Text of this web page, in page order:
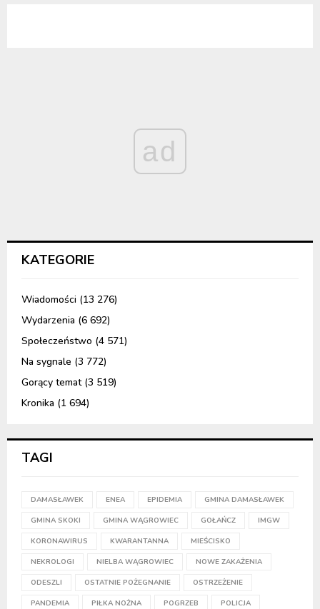
ad
KATEGORIE
Wiadomości (13 276)
Wydarzenia (6 692)
Społeczeństwo (4 571)
Na sygnale (3 772)
Gorący temat(3 519)
Kronika (1 694)
TAGI
DAMASŁAWEK ENEA EPIDEMIA GMINA DAMASŁAWEK
GMINA SKOKI GMINA WĄGROWIEC GOŁAŃCZ IMGW
KORONAWIRUS KWARANTANNA MIEŚCISKO
NEKROLOGI NIELBA WĄGROWIEC NOWE ZAKAŻENIA
ODESZLI OSTATNIE POŻEGNANIE OSTRZEŻENIE
PANDEMIA PIŁKA NOŻNA POGRZEB POLICJA